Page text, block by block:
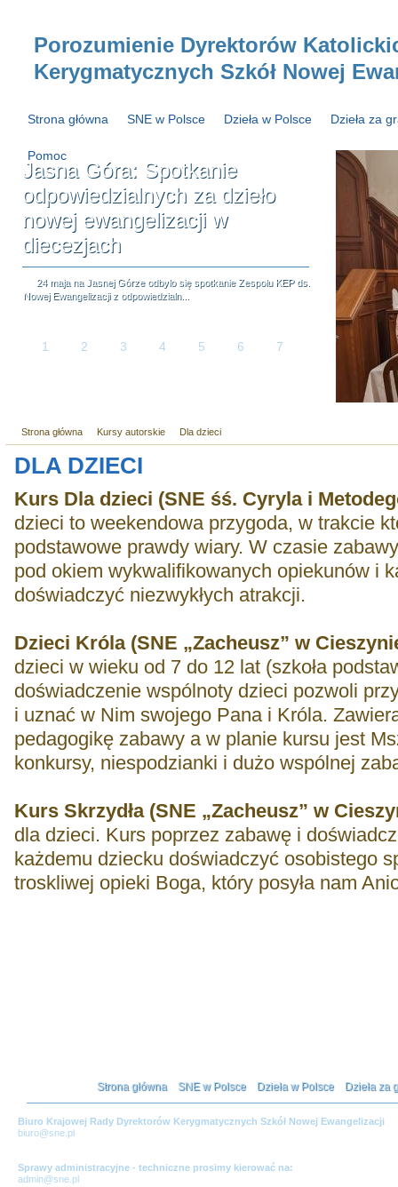
Porozumienie Dyrektorów
Kerygmatycznych Szkół Nowej
Strona główna SNE w Polsce Dzieła w Polsce Dzieła za
Pomoc
Jasna Góra: Spotkanie
odpowiedzialnych za dzieło
nowej ewangelizacji w
diecezjach
24 maja na Jasnej Górze odbyło się spotkanie Zespołu KEP ds.
Nowej Ewangelizacji z odpowiedzialn...
1 2 3 4 5 6 7
Strona główna Kursy autorskie Dla dzieci
DLA DZIECI
Kurs Dla dzieci (SNE śś. Cyryla i
dzieci to weekendowa przygoda, w trakcie
podstawowe prawdy wiary. W czasie
pod okiem wykwalifikowanych opiekunów i
doświadczyć niezwykłych atrakcji.
Dzieci Króla (SNE „Zacheusz” w
dzieci w wieku od 7 do 12 lat (szkoła
doświadczenie wspólnoty dzieci pozwoli
i uznać w Nim swojego Pana i Króla.
pedagogikę zabawy a w planie kursu jest
konkursy, niespodzianki i dużo wspólnej
Kurs Skrzydła (SNE „Zacheusz” w
dla dzieci. Kurs poprzez zabawę i
każdemu dziecku doświadczyć osobistego
troskliwej opieki Boga, który posyła nam
Strona główna SNE w Polsce Dzieła w Polsce Dzieła za
Biuro Krajowej Rady Dyrektorów Kerygmatycznych Szkół Nowej Ewangelizacji
biuro@sne.pl
Sprawy administracyjne - techniczne prosimy kierować na:
admin@sne.pl